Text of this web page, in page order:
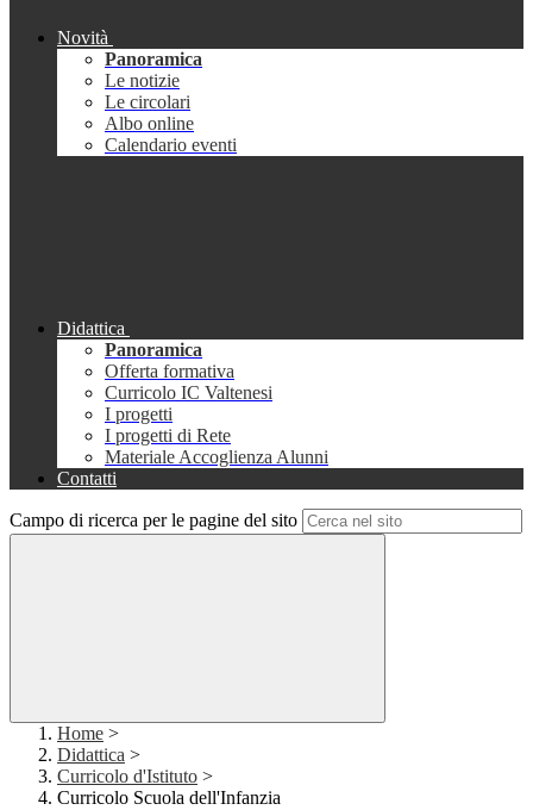
Novità
Panoramica
Le notizie
Le circolari
Albo online
Calendario eventi
Didattica
Panoramica
Offerta formativa
Curricolo IC Valtenesi
I progetti
I progetti di Rete
Materiale Accoglienza Alunni
Contatti
Campo di ricerca per le pagine del sito
Home >
Didattica >
Curricolo d'Istituto >
Curricolo Scuola dell'Infanzia